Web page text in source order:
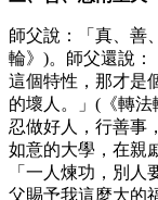
師父說：「真、善
輪》)。師父還說
這個特性，那才是
的壞人。」(《轉法
忍做好人，行善事
如意的大學，在親
「一人煉功，別
父賜予我這麼大的